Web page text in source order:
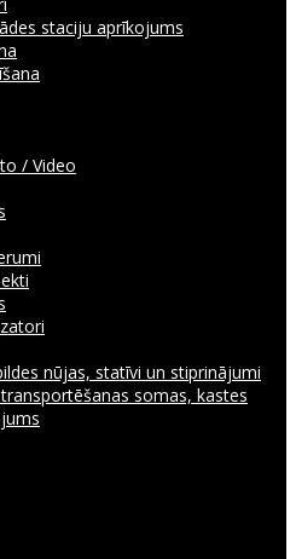
staciju aprīkojums
/ Video
nūjas, statīvi un stiprinājumi
somas, kastes